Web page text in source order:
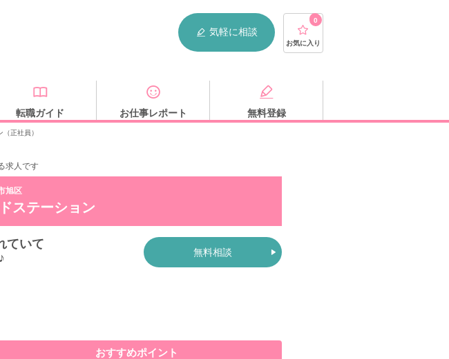
気軽に相談
0
お気に入り
転職ガイド お仕事レポート 無料登録
正社員）
求人です
旭区
ステーション
ていて
無料相談
おすすめポイント